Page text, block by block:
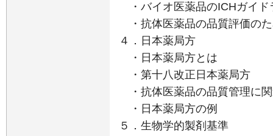
・バイオ医薬品のICHガイド
・抗体医薬品の品質評価の
４．日本薬局方
・日本薬局方とは
・第十八改正日本薬局方
・抗体医薬品の品質管理に
・日本薬局方の例
５．生物学的製剤基準